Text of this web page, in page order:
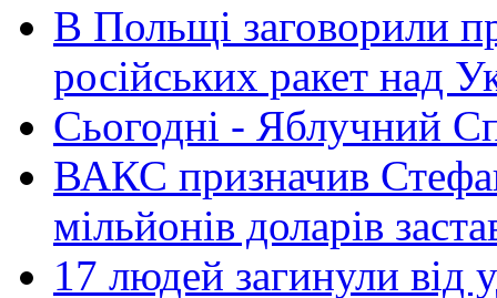
В Польщі заговорили
російських ракет над
Сьогодні - Яблучний
ВАКС призначив
мільйонів доларів
17 людей загинули від